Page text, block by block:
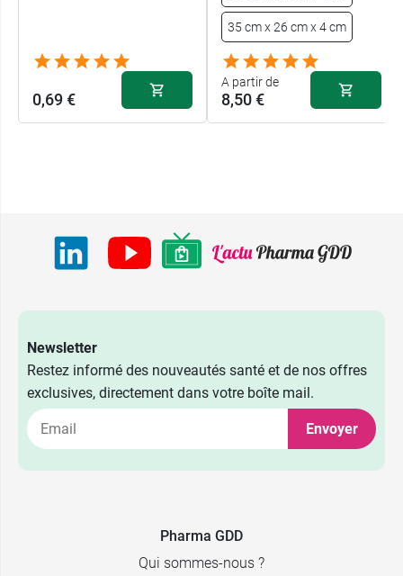
0,69 €
35 cm x 26 cm x 4 cm
A partir de
8,50 €
17 cm x 11
cm x 2,5 cm
8,50 €
10,29 €
cm x 3 cm
Newsletter
Restez informé des nouveautés santé et de nos offres
exclusives, directement dans votre boîte mail.
Envoyer
Pharma GDD
Qui sommes-nous ?